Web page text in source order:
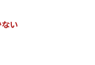
ない